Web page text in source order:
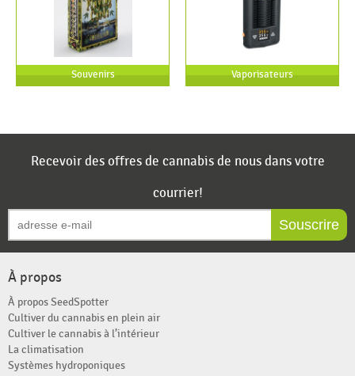
Souvenirs Vaporisateurs
Recevoir des offres de cannabis de nous dans votre
courrier!
Souscrire
À propos
À propos SeedSpotter
Cultiver du cannabis en plein air
Cultiver le cannabis à l’intérieur
La climatisation
Systèmes hydroponiques